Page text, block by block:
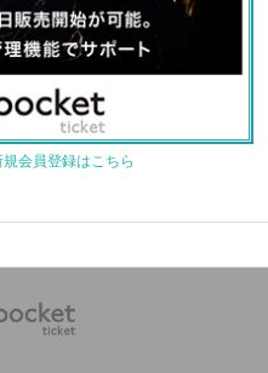
会員登録はこちら